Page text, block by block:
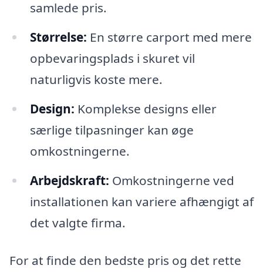
samlede pris.
Størrelse: En større carport med mere
opbevaringsplads i skuret vil
naturligvis koste mere.
Design: Komplekse designs eller
særlige tilpasninger kan øge
omkostningerne.
Arbejdskraft: Omkostningerne ved
installationen kan variere afhængigt af
det valgte firma.
For at finde den bedste pris og det rette